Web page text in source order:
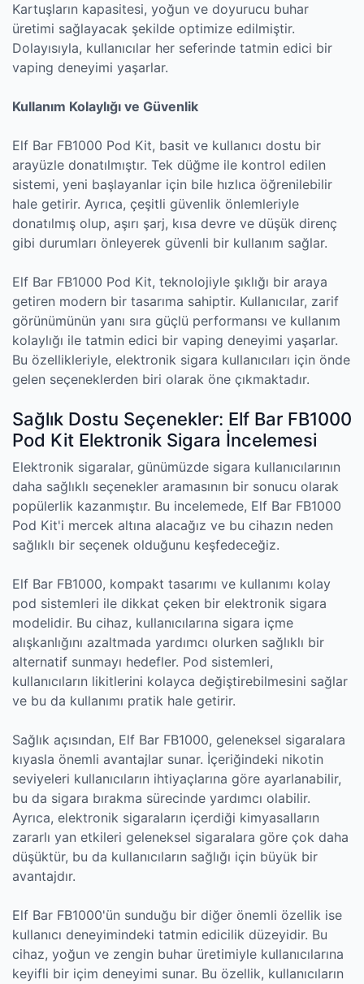
Kartuşların kapasitesi, yoğun ve doyurucu buhar
üretimi sağlayacak şekilde optimize edilmiştir.
Dolayısıyla, kullanıcılar her seferinde tatmin edici bir
vaping deneyimi yaşarlar.
Kullanım Kolaylığı ve Güvenlik
Elf Bar FB1000 Pod Kit, basit ve kullanıcı dostu bir
arayüzle donatılmıştır. Tek düğme ile kontrol edilen
sistemi, yeni başlayanlar için bile hızlıca öğrenilebilir
hale getirir. Ayrıca, çeşitli güvenlik önlemleriyle
donatılmış olup, aşırı şarj, kısa devre ve düşük direnç
gibi durumları önleyerek güvenli bir kullanım sağlar.
Elf Bar FB1000 Pod Kit, teknolojiyle şıklığı bir araya
getiren modern bir tasarıma sahiptir. Kullanıcılar, zarif
görünümünün yanı sıra güçlü performansı ve kullanım
kolaylığı ile tatmin edici bir vaping deneyimi yaşarlar.
Bu özellikleriyle, elektronik sigara kullanıcıları için önde
gelen seçeneklerden biri olarak öne çıkmaktadır.
Sağlık Dostu Seçenekler: Elf Bar FB1000
Pod Kit Elektronik Sigara İncelemesi
Elektronik sigaralar, günümüzde sigara kullanıcılarının
daha sağlıklı seçenekler aramasının bir sonucu olarak
popülerlik kazanmıştır. Bu incelemede, Elf Bar FB1000
Pod Kit'i mercek altına alacağız ve bu cihazın neden
sağlıklı bir seçenek olduğunu keşfedeceğiz.
Elf Bar FB1000, kompakt tasarımı ve kullanımı kolay
pod sistemleri ile dikkat çeken bir elektronik sigara
modelidir. Bu cihaz, kullanıcılarına sigara içme
alışkanlığını azaltmada yardımcı olurken sağlıklı bir
alternatif sunmayı hedefler. Pod sistemleri,
kullanıcıların likitlerini kolayca değiştirebilmesini sağlar
ve bu da kullanımı pratik hale getirir.
Sağlık açısından, Elf Bar FB1000, geleneksel sigaralara
kıyasla önemli avantajlar sunar. İçeriğindeki nikotin
seviyeleri kullanıcıların ihtiyaçlarına göre ayarlanabilir,
bu da sigara bırakma sürecinde yardımcı olabilir.
Ayrıca, elektronik sigaraların içerdiği kimyasalların
zararlı yan etkileri geleneksel sigaralara göre çok daha
düşüktür, bu da kullanıcıların sağlığı için büyük bir
avantajdır.
Elf Bar FB1000'ün sunduğu bir diğer önemli özellik ise
kullanıcı deneyimindeki tatmin edicilik düzeyidir. Bu
cihaz, yoğun ve zengin buhar üretimiyle kullanıcılarına
keyifli bir içim deneyimi sunar. Bu özellik, kullanıcıların